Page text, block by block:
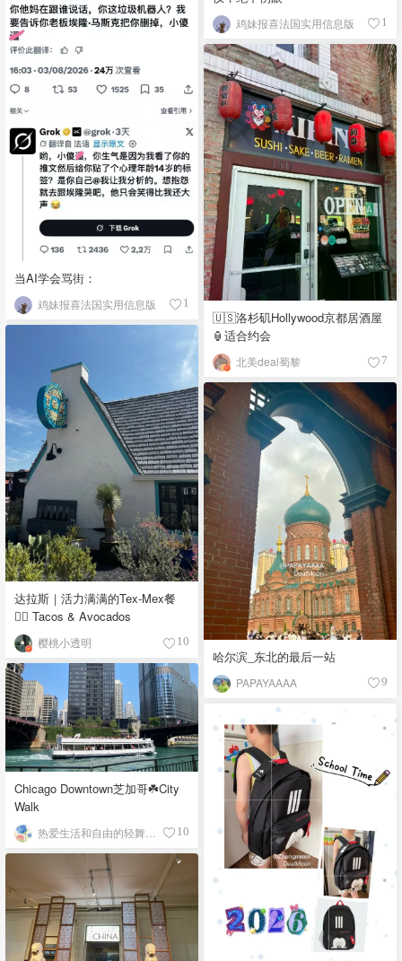
鸡妹报喜法国实用信息版 1
当AI学会骂街：
鸡妹报喜法国实用信息版 1
🇺🇸洛杉矶Hollywood京都居酒屋
🏮适合约会
北美deal蜀黎 7
达拉斯｜活力满满的Tex-Mex餐
👉🏼 Tacos & Avocados
樱桃小透明 10
哈尔滨_东北的最后一站
PAPAYAAAA 9
Chicago Downtown芝加哥☘️City
Walk
10